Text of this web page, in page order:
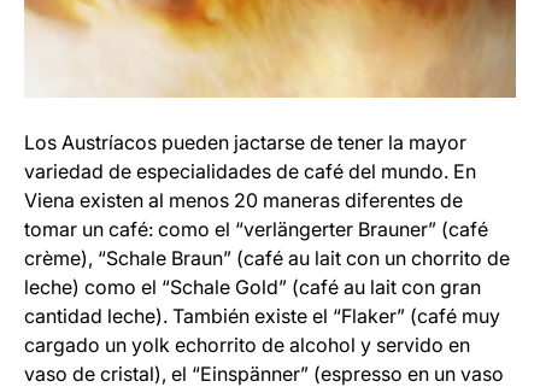
Los Austríacos pueden jactarse de tener la mayor
variedad de especialidades de café del mundo. En
Viena existen al menos 20 maneras diferentes de
tomar un café: como el “verlängerter Brauner” (café
crème), “Schale Braun” (café au lait con un chorrito de
leche) como el “Schale Gold” (café au lait con gran
cantidad leche). También existe el “Flaker” (café muy
cargado un yolk echorrito de alcohol y servido en
vaso de cristal), el “Einspänner” (espresso en un vaso